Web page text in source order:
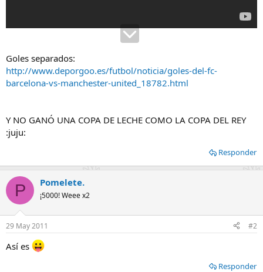
Goles separados:
http://www.deporgoo.es/futbol/noticia/goles-del-fc-
barcelona-vs-manchester-united_18782.html
Y NO GANÓ UNA COPA DE LECHE COMO LA COPA DEL REY
:juju:
Responder
P Pomelete.
¡5000! Weee x2
29 May 2011 #2
Así es
Responder